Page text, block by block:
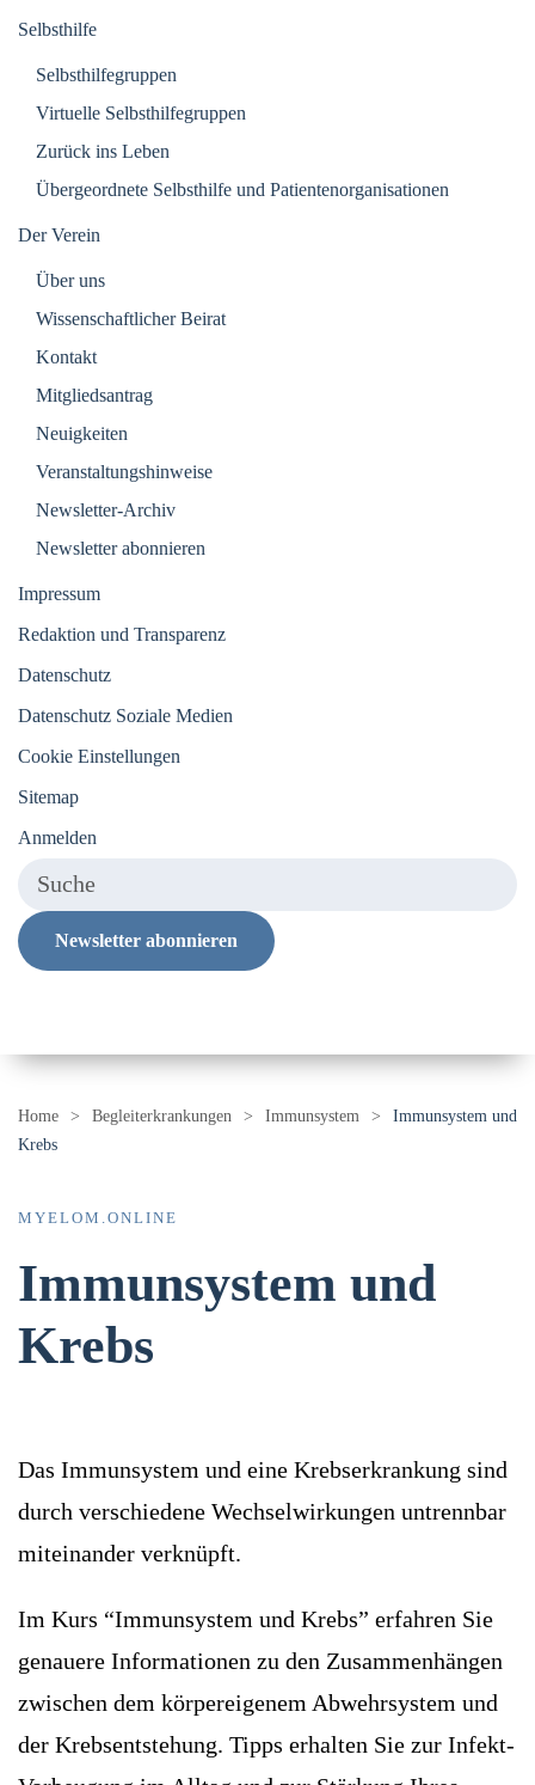
Selbsthilfe
Selbsthilfegruppen
Virtuelle Selbsthilfegruppen
Zurück ins Leben
Übergeordnete Selbsthilfe und Patientenorganisationen
Der Verein
Über uns
Wissenschaftlicher Beirat
Kontakt
Mitgliedsantrag
Neuigkeiten
Veranstaltungshinweise
Newsletter-Archiv
Newsletter abonnieren
Impressum
Redaktion und Transparenz
Datenschutz
Datenschutz Soziale Medien
Cookie Einstellungen
Sitemap
Anmelden
Newsletter abonnieren
Home Begleiterkrankungen Immunsystem
Immunsystem und
Krebs
MYELOM.ONLINE
Immunsystem und
Krebs
Das Immunsystem und eine Krebserkrankung sind
durch verschiedene Wechselwirkungen untrennbar
miteinander verknüpft.
Im Kurs “Immunsystem und Krebs” erfahren Sie
genauere Informationen zu den Zusammenhängen
zwischen dem körpereigenem Abwehrsystem und
der Krebsentstehung. Tipps erhalten Sie zur Infekt-